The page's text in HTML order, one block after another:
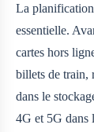
La
essentielle.
cartes hors
billets de train,
dans le
4G et 5G dans